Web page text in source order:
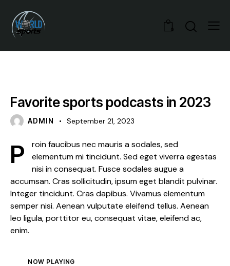
0
Favorite sports podcasts in 2023
ADMIN September 21, 2023
Proin faucibus nec mauris a sodales, sed
elementum mi tincidunt. Sed eget viverra egestas
nisi in consequat. Fusce sodales augue a
accumsan. Cras sollicitudin, ipsum eget blandit pulvinar.
Integer tincidunt. Cras dapibus. Vivamus elementum
semper nisi. Aenean vulputate eleifend tellus. Aenean
leo ligula, porttitor eu, consequat vitae, eleifend ac,
enim.
NOW PLAYING